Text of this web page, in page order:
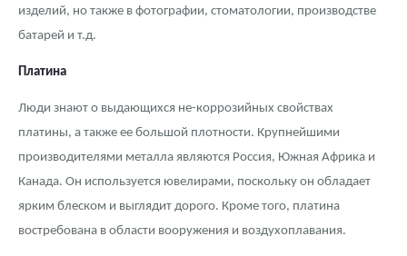
изделий, но также в фотографии, стоматологии, производстве
батарей и т.д.
Платина
Люди знают о выдающихся не-коррозийных свойствах
платины, а также ее большой плотности. Крупнейшими
производителями металла являются Россия, Южная Африка и
Канада. Он используется ювелирами, поскольку он обладает
ярким блеском и выглядит дорого. Кроме того, платина
востребована в области вооружения и воздухоплавания.